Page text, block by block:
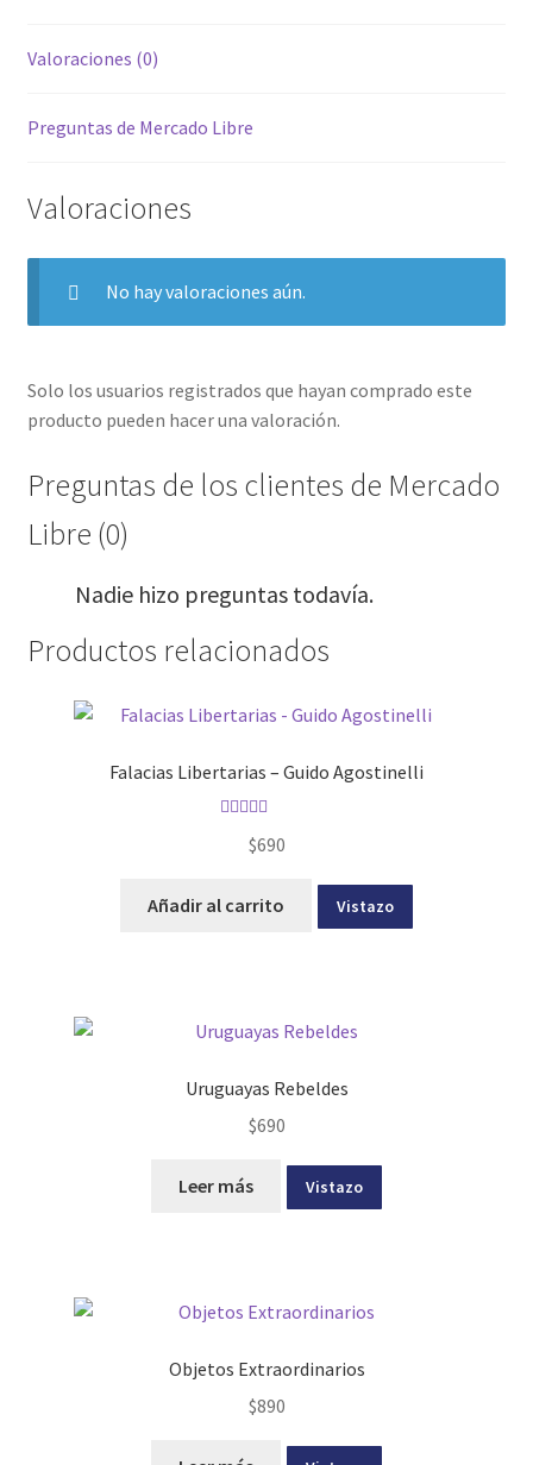
Valoraciones (0)
Preguntas de Mercado Libre
Valoraciones
No hay valoraciones aún.
Solo los usuarios registrados que hayan comprado este
producto pueden hacer una valoración.
Preguntas de los clientes de Mercado
Libre (0)
Nadie hizo preguntas todavía.
Productos relacionados
Falacias Libertarias – Guido Agostinelli
5.00
$690
Añadir al carrito Vistazo
Uruguayas Rebeldes
$690
Leer más Vistazo
Objetos Extraordinarios
$890